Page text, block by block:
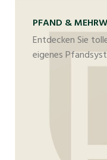
PFAND &
Entdecken Sie
eigenes